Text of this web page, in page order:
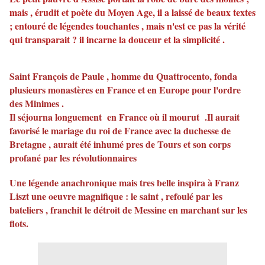
mais , érudit et poète du Moyen Age, il a laissé de beaux textes
; entouré de légendes touchantes , mais n'est ce pas la vérité
qui transparait ? il incarne la douceur et la simplicité .
Saint François de Paule , homme du Quattrocento, fonda
plusieurs monastères en France et en Europe pour l'ordre
des Minimes .
Il séjourna longuement en France où il mourut .Il aurait
favorisé le mariage du roi de France avec la duchesse de
Bretagne , aurait été inhumé pres de Tours et son corps
profané par les révolutionnaires
Une légende anachronique mais tres belle inspira à Franz
Liszt une oeuvre magnifique : le saint , refoulé par les
bateliers , franchit le détroit de Messine en marchant sur les
flots.